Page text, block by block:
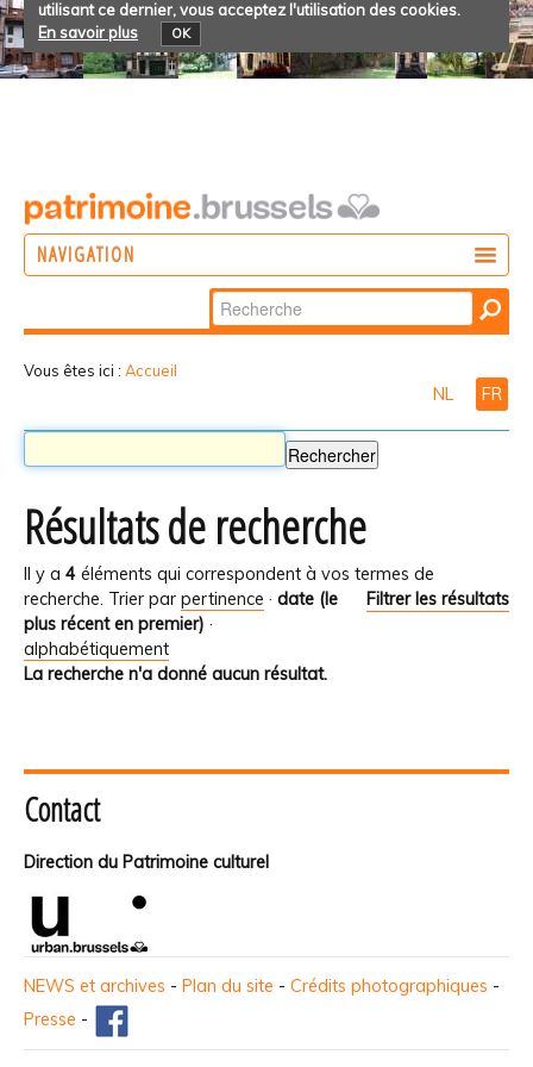
utilisant ce dernier, vous acceptez l'utilisation des cookies.
En savoir plus
OK
NAVIGATION
Chercher par
Recherche
Vous êtes ici : Accueil
NL FR
Résultats de recherche
Il y a 4 éléments qui correspondent à vos termes de
recherche.
Filtrer les résultats
Trier par pertinence · date (le
plus récent en premier) ·
alphabétiquement
La recherche n'a donné aucun résultat.
Contact
Direction du Patrimoine culturel
NEWS et archives - Plan du site - Crédits photographiques -
Presse -